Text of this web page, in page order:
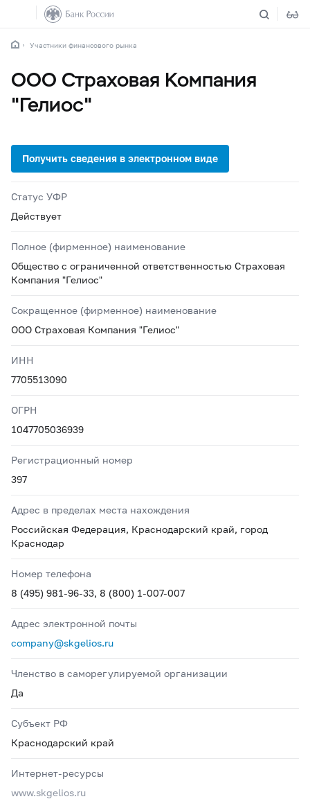
Участники финансового рынка
ООО Страховая Компания
"Гелиос"
Статус УФР
Действует
Полное (фирменное) наименование
Общество с ограниченной ответственностью Страховая
Компания "Гелиос"
Сокращенное (фирменное) наименование
ООО Страховая Компания "Гелиос"
ИНН
7705513090
ОГРН
1047705036939
Регистрационный номер
397
Адрес в пределах места нахождения
Российская Федерация, Краснодарский край, город
Краснодар
Номер телефона
8 (495) 981-96-33, 8 (800) 1-007-007
Адрес электронной почты
company@skgelios.ru
Членство в саморегулируемой организации
Да
Субъект РФ
Краснодарский край
Интернет-ресурсы
www.skgelios.ru